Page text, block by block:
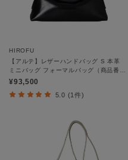
HIROFU
【アルテ】レザーハンドバッグ S 本革
ミニバッグ フォーマルバッグ（商品番
号：P25－10526）
¥93,500
5.0 (1件)